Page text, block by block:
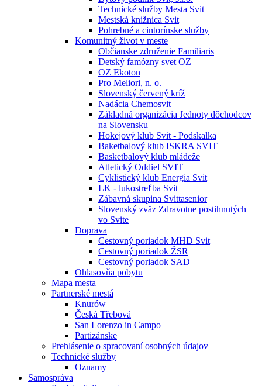
Technické služby Mesta Svit
Mestská knižnica Svit
Pohrebné a cintorínske služby
Komunitný život v meste
Občianske združenie Familiaris
Detský famózny svet OZ
OZ Ekoton
Pro Meliori, n. o.
Slovenský červený kríž
Nadácia Chemosvit
Základná organizácia Jednoty dôchodcov
na Slovensku
Hokejový klub Svit - Podskalka
Baketbalový klub ISKRA SVIT
Basketbalový klub mládeže
Atletický Oddiel SVIT
Cyklistický klub Energia Svit
LK - lukostreľba Svit
Zábavná skupina Svittasenior
Slovenský zväz Zdravotne postihnutých
vo Svite
Doprava
Cestovný poriadok MHD Svit
Cestovný poriadok ŽSR
Cestovný poriadok SAD
Ohlasovňa pobytu
Mapa mesta
Partnerské mestá
Knurów
Česká Třebová
San Lorenzo in Campo
Partizánske
Prehlásenie o spracovaní osobných údajov
Technické služby
Oznamy
Samospráva